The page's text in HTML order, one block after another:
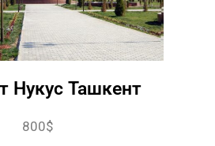
Нукус Ташкент
800$